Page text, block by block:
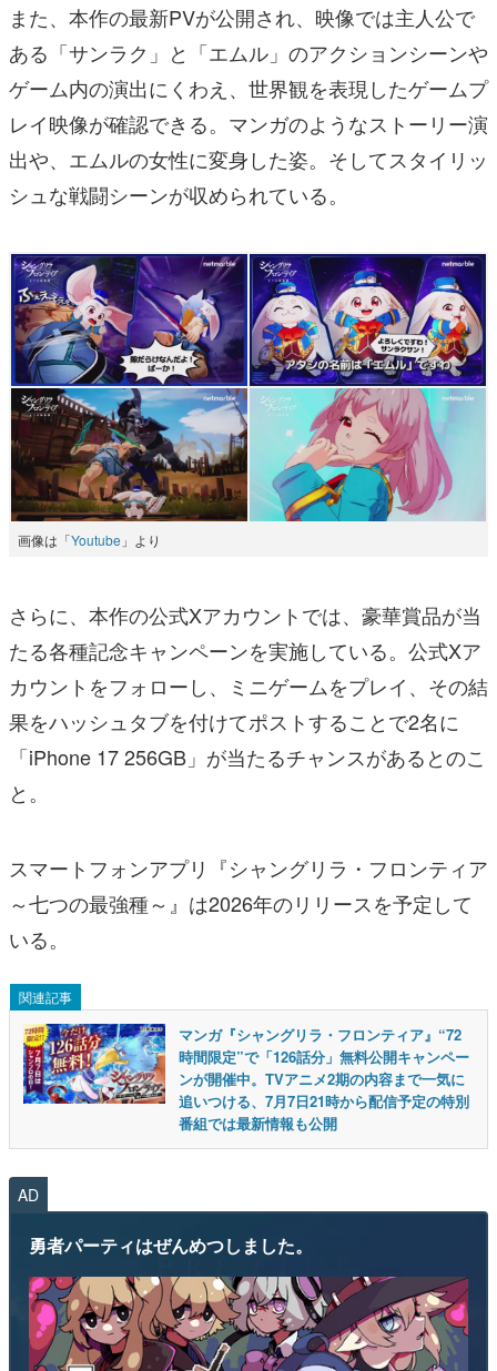
また、本作の最新PVが公開され、映像では主人公で
ある「サンラク」と「エムル」のアクションシーンや
ゲーム内の演出にくわえ、世界観を表現したゲームプ
レイ映像が確認できる。マンガのようなストーリー演
出や、エムルの女性に変身した姿。そしてスタイリッ
シュな戦闘シーンが収められている。
画像は「Youtube 」より
さらに、本作の公式Xアカウントでは、豪華賞品が当
たる各種記念キャンペーンを実施している。公式Xア
カウントをフォローし、ミニゲームをプレイ、その結
果をハッシュタブを付けてポストすることで2名に
「iPhone 17 256GB」が当たるチャンスがあるとのこ
と。
スマートフォンアプリ『シャングリラ・フロンティア
～七つの最強種～』は2026年のリリースを予定して
いる。
関連記事
マンガ『シャングリラ・フロンティア』“72
時間限定”で「126話分」無料公開キャンペー
ンが開催中。TVアニメ2期の内容まで一気に
追いつける、7月7日21時から配信予定の特別
番組では最新情報も公開
AD
勇者パーティはぜんめつしました。